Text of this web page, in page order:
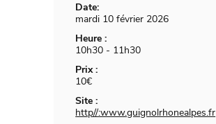
Date:
mardi 10 février 2026
Heure :
10h30 - 11h30
Prix :
10€
Site :
http//:www.guignolrhonealpes.fr